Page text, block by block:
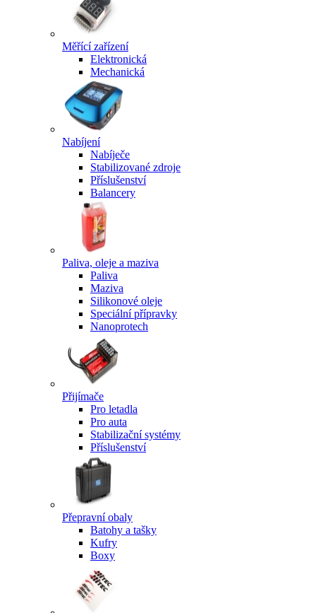
Měřící zařízení
Elektronická
Mechanická
Nabíjení
Nabíječe
Stabilizované zdroje
Příslušenství
Balancery
Paliva, oleje a maziva
Paliva
Maziva
Silikonové oleje
Speciální přípravky
Nanoprotech
Přijímače
Pro letadla
Pro auta
Stabilizační systémy
Příslušenství
Přepravní obaly
Batohy a tašky
Kufry
Boxy